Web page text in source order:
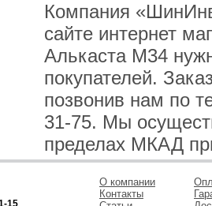
Компания
сайте интернет
Алькаста M34
покупателей.
позвонив нам по
31-75. Мы
пределах МКАД
15
О компании
Контакты